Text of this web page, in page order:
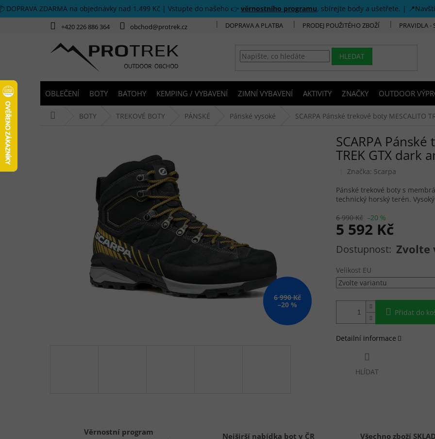
Přejít na obsah
DOPRAVA ZDARMA na objednávky nad 1.499 Kč | Vstupte do našeho 👉 věrnostního programu, sbírejte body a ušetřete. |
+420 226 886 364 obchod@protrek.cz DOPRAVA A PLATBA PRODEJ POUŽITÉHO ZBOŽÍ PRAVIDLA -
HLEDAT
OBLEČENÍ BOTY BATOHY KEMPING / VYBAVENÍ ZIMNÍ VYBAVENÍ AKTIVITY ZNAČKY OUTDOOR
BOTY TREKOVÉ BOTY PÁNSKÉ Pánské vysoké SCARPA Pánské trekové boty
6 990 Kč
–20 %
SCARPA
TREK GTX dark
Značka: Scarpa
6 990 Kč –20 %
5 592 Kč
Měrná cena: Zvolte
Velikost EU
Přidat do
Pánské trekové boty s
technický horský terén.
Detailní informace
HLÍDAT
Věrnostní program Nejširší nabídka bot v ČR Všechno zboží